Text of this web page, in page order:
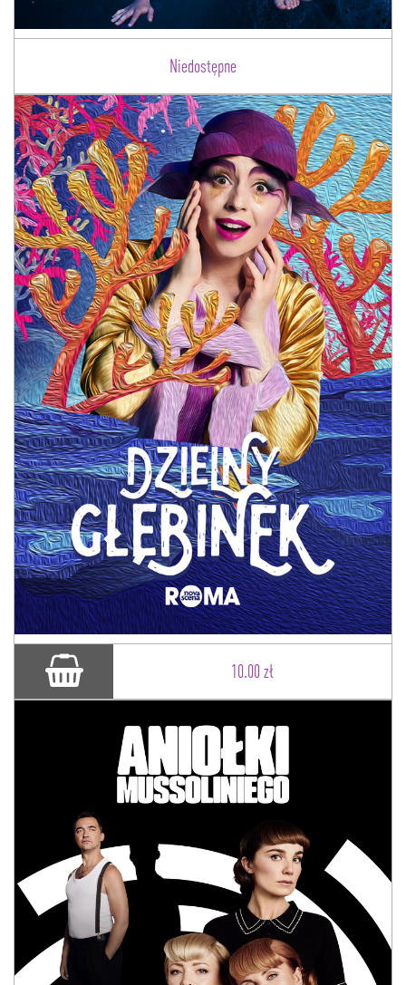
Niedostępne
10.00 zł